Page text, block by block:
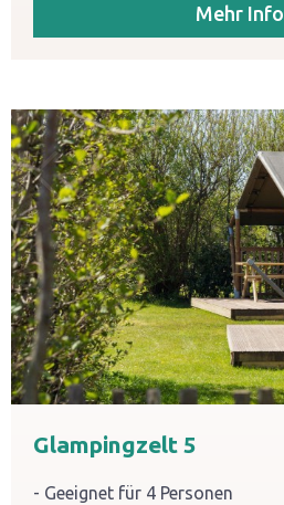
Glampingzelt 5
Geeignet für 4 Personen
Mehr Info